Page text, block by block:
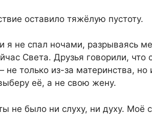
оставило тяжёлую пустоту.
я не спал ночами, разрываясь
Света. Друзья говорили, что
не только из-за материнства,
её, а не свою жену.
не было ни слуху, ни духу. Моё